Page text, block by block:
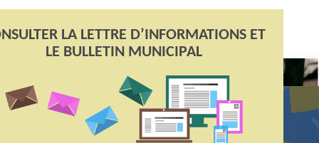
LES ACTUALITÉS DE LA CAPELLE
LA LETTRE D’INFORMATIONS ET
LE BULLETIN MUNICIPAL